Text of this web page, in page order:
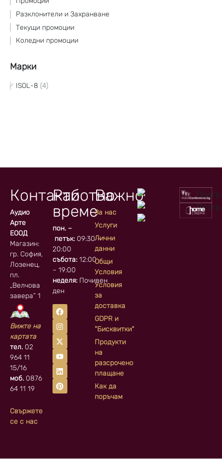
Разклонители и Захранване
Текущи промоции
Коледни промоции
Марки
ISOL-8 4
Контакти
Аудио
Арте
ЕООД
Магазин:
гр. София, кв.
Лозенец,
пл.
„Велчова
завера” 1
Вижте на
картата
тел. 02
964 11
15/16
моб. 0876
64 11 19
Свържете
се с нас
Работно
време
пон. –
петък:09:30 –
20:00
събота:12:00
– 19:00
неделя:Почивен
ден
Важно
За нас
Услуги
Лични
данни
Общи
Условия
Условия
за
доставка
GDPR и
"Бисквитки"
Продукти
на
разсрочено
плащане
Как да
поръчам